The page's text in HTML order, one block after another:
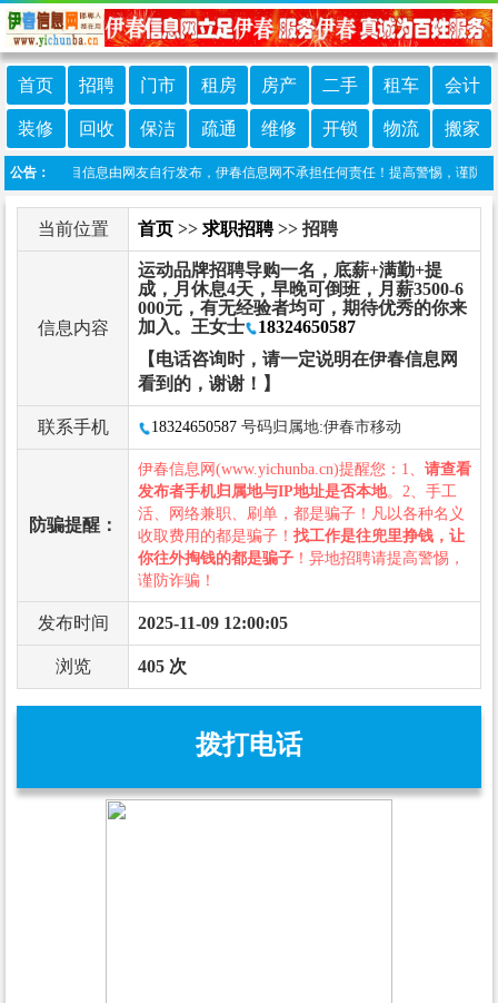
首页 招聘 门市 租房 房产 二手 租车 会计
装修 回收 保洁 疏通 维修 开锁 物流 搬家
公告：
明：本栏目信息由网友自行发布，伊春信息网不承担任何责任！提高警惕，谨防诈
当前位置 首页 >> 求职招聘>> 招聘
信息内容
运动品牌招聘导购一名，底薪+满勤+提
成，月休息4天，早晚可倒班，月薪3500-6
000元，有无经验者均可，期待优秀的你来
加入。王女士
18324650587
【电话咨询时，请一定说明在伊春信息网
看到的，谢谢！】
联系手机 18324650587 号码归属地:伊春市移动
防骗提醒：
伊春信息网(www.yichunba.cn)提醒您：1、 请查看
发布者手机归属地与IP地址是否本地。2、手工
活、网络兼职、刷单，都是骗子！凡以各种名义
收取费用的都是骗子！ 找工作是往兜里挣钱，让
你往外掏钱的都是骗子 ！异地招聘请提高警惕，
谨防诈骗！
发布时间 2025-11-09 12:00:05
浏览 405 次
拨打电话